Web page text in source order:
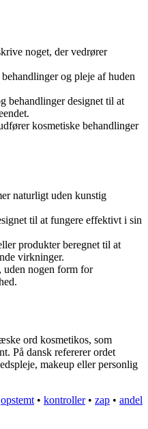
noget, der vedrører
og pleje af huden
behandlinger designet til at
kosmetiske behandlinger
naturligt uden kunstig
til at fungere effektivt i sin
produkter beregnet til at
virkninger.
nogen form for
ord kosmetikos, som
På dansk refererer ordet
makeup eller personlig
opstemt • kontroller• zap • andel